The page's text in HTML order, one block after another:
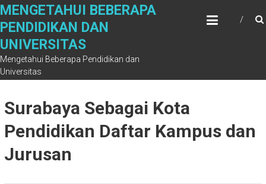
Skip
content
MENGETAHUI BEBERAPA
PENDIDIKAN DAN
UNIVERSITAS
Mengetahui Beberapa Pendidikan dan
Universitas
Surabaya Sebagai Kota
Pendidikan Daftar Kampus dan
Jurusan